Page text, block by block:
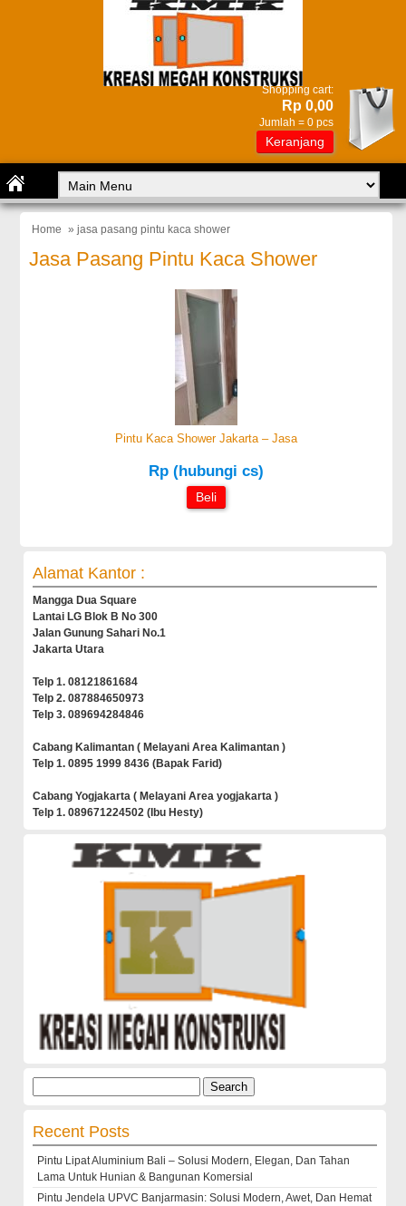
Shopping cart:
Rp 0,00
Jumlah = 0 pcs
Keranjang
Home » jasa pasang pintu kaca shower
Jasa Pasang Pintu Kaca Shower
Pintu Kaca Shower Jakarta – Jasa
Rp (hubungi cs)
Beli
Alamat Kantor :
Mangga Dua Square
Lantai LG Blok B No 300
Jalan Gunung Sahari No.1
Jakarta Utara
Telp 1. 08121861684
Telp 2. 087884650973
Telp 3. 089694284846
Cabang Kalimantan ( Melayani Area Kalimantan )
Telp 1. 0895 1999 8436 (Bapak Farid)
Cabang Yogjakarta ( Melayani Area yogjakarta )
Telp 1. 089671224502 (Ibu Hesty)
Recent Posts
Pintu Lipat Aluminium Bali – Solusi Modern, Elegan, Dan Tahan
Lama Untuk Hunian & Bangunan Komersial
Pintu Jendela UPVC Banjarmasin: Solusi Modern, Awet, Dan Hemat